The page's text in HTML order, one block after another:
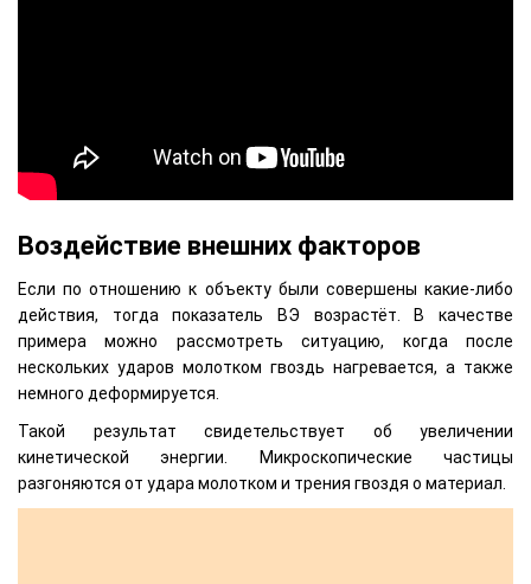
Воздействие внешних факторов
Если по отношению к объекту были совершены какие-либо
действия, тогда показатель ВЭ возрастёт. В качестве
примера можно рассмотреть ситуацию, когда после
нескольких ударов молотком гвоздь нагревается, а также
немного деформируется.
Такой результат свидетельствует об увеличении
кинетической энергии. Микроскопические частицы
разгоняются от удара молотком и трения гвоздя о материал.